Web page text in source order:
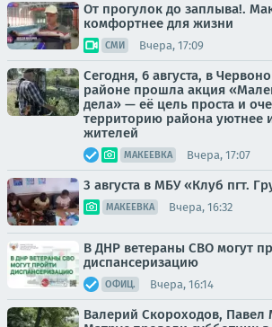
От прогулок до заплыва!.
комфортнее для жизни
СМИ Вчера, 17:09
Сегодня, 6 августа, в
районе прошла акция
дела» — её цель проста и
территорию района уютнее
жителей
МАКЕЕВКА Вчера, 17:07
3 августа в МБУ «Клуб пгт.
МАКЕЕВКА Вчера, 16:32
В ДНР ветераны СВО могут
диспансеризацию
ОФИЦ. Вчера, 16:14
Валерий Скороходов, Павел